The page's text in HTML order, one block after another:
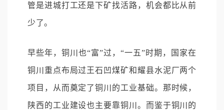
管是进城打工还是下矿找活路，机会都比从前
少了。
早些年，铜川也“富”过，“一五”时期，国家在
铜川重点布局过王石凹煤矿和耀县水泥厂两个
项目，从而奠定了铜川的工业基础。那时候，
陕西的工业建设也主要靠铜川。而鉴于铜川的